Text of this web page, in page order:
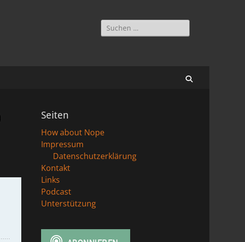
Suchen
nach:
Seiten
How about Nope
Impressum
Datenschutzerklärung
Kontakt
Links
Podcast
Unterstützung